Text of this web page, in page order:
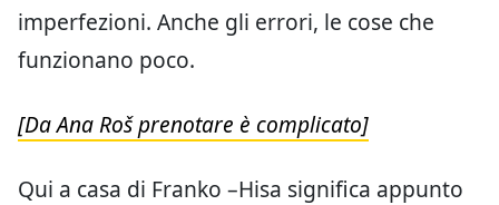
imperfezioni. Anche gli errori, le cose che
funzionano poco.
[Da Ana Roš prenotare è complicato]
Qui a casa di Franko –Hisa significa appunto